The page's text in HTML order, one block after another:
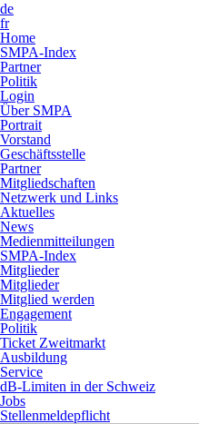
de
fr
Home
SMPA-Index
Partner
Politik
Login
Über SMPA
Portrait
Vorstand
Geschäftsstelle
Partner
Mitgliedschaften
Netzwerk und Links
Aktuelles
News
Medienmitteilungen
SMPA-Index
Mitglieder
Mitglieder
Mitglied werden
Engagement
Politik
Ticket Zweitmarkt
Ausbildung
Service
dB-Limiten in der Schweiz
Jobs
Stellenmeldepflicht